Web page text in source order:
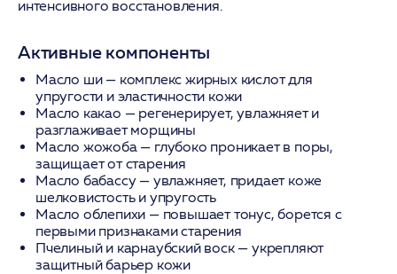
интенсивного восстановления.
Активные компоненты
Масло ши— комплекс жирных кислот для
упругости и эластичности кожи
Масло какао — регенерирует, увлажняет и
разглаживает морщины
Масло жожоба— глубоко проникает в поры,
защищает от старения
Масло бабассу— увлажняет, придает коже
шелковистость и упругость
Масло облепихи — повышает тонус, борется с
первыми признаками старения
Пчелиный и карнаубский воск— укрепляют
защитный барьер кожи